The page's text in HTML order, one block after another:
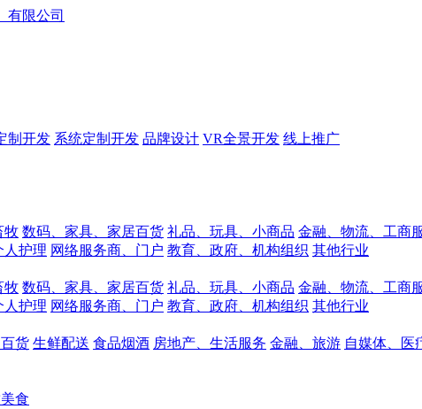
制开发 系统定制开发 品牌设计 VR全景开发 线上推广
牧 数码、家具、家居百货 礼品、玩具、小商品 金融、物流、工商
人护理 网络服务商、门户 教育、政府、机构组织 其他行业
牧 数码、家具、家居百货 礼品、玩具、小商品 金融、物流、工商
人护理 网络服务商、门户 教育、政府、机构组织 其他行业
货 生鲜配送 食品烟酒 房地产、生活服务 金融、旅游 自媒体、医
食